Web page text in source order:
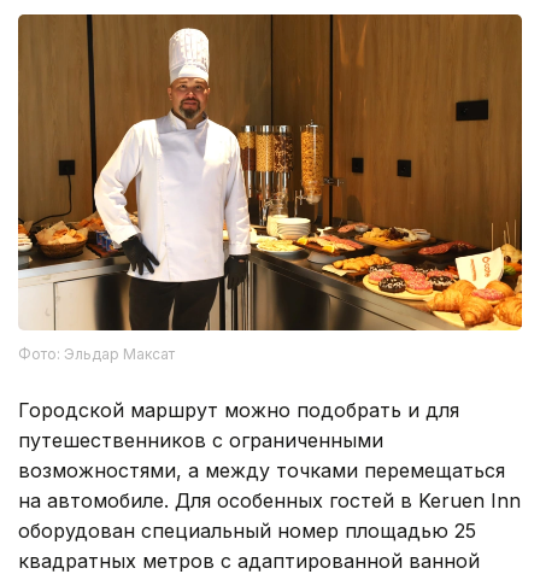
Фото: Эльдар Максат
Городской маршрут можно подобрать и для
путешественников с ограниченными
возможностями, а между точками перемещаться
на автомобиле. Для особенных гостей в Keruen Inn
оборудован специальный номер площадью 25
квадратных метров с адаптированной ванной